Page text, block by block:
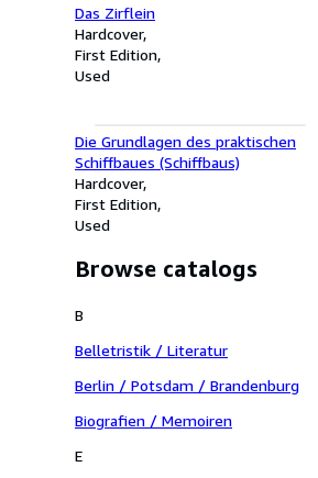
Das Zirflein
Hardcover
First Edition
Used
Die Grundlagen des praktischen
Schiffbaues (Schiffbaus)
Hardcover
First Edition
Used
Browse catalogs
B
Belletristik / Literatur
Berlin / Potsdam / Brandenburg
Biografien / Memoiren
E